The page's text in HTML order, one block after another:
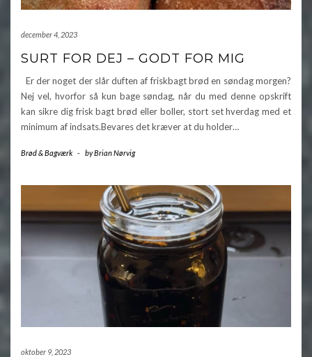
december 4, 2023
SURT FOR DEJ – GODT FOR MIG
Er der noget der slår duften af friskbagt brød en søndag morgen?
Nej vel, hvorfor så kun bage søndag, når du med denne opskrift
kan sikre dig frisk bagt brød eller boller, stort set hverdag med et
minimum af indsats.Bevares det kræver at du holder…
Brød & Bagværk - byBrian Nørvig
oktober 9, 2023